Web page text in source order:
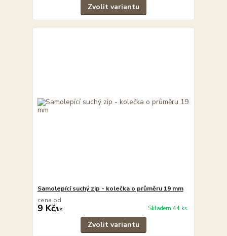
Zvolit variantu
Samolepící suchý zip - kolečka o průměru 19 mm
cena od
9 Kč/ks Skladem 44 ks
Zvolit variantu